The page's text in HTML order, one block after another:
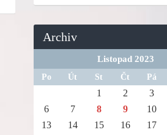
Archiv
Listopad 2023
Po Út St Čt Pá
1 2 3
6
7 8 9 10
13
14 15 16 17